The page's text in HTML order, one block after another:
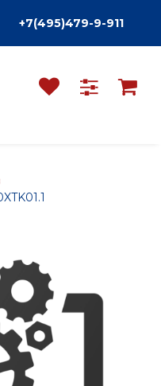
+7(495)479-9-911